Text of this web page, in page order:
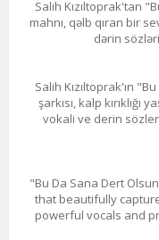
Salih Kızıltoprak'tan
mahnı, qəlb qıran bir
dərin
Salih Kızıltoprak'ın
şarkısı, kalp kırıklığı
vokali ve derin
"Bu Da Sana Dert
that beautifully
powerful vocals and